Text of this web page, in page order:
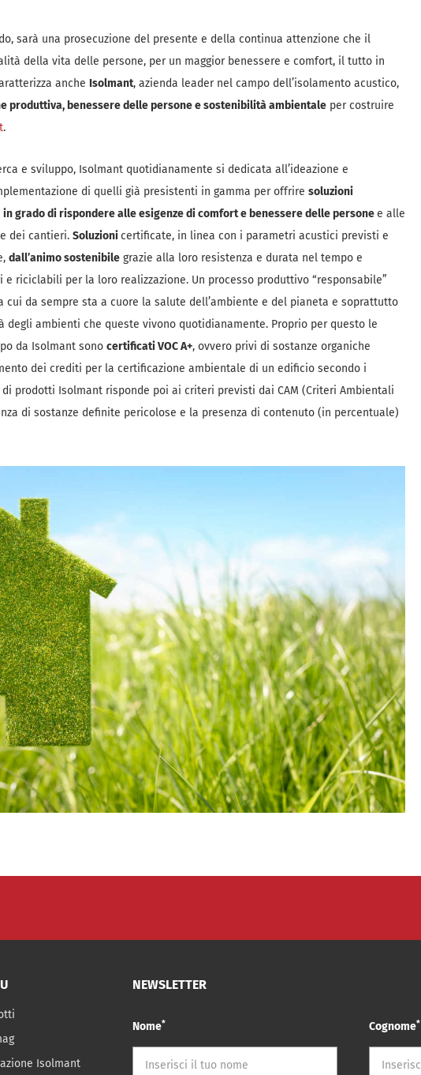
sarà una prosecuzione del presente e della continua attenzione che il
della vita delle persone, per un maggior benessere e comfort, il tutto in
anche Isolmant, azienda leader nel campo dell’isolamento acustico,
produttiva, benessere delle persone e sostenibilità ambientale per costruire
.
e sviluppo, Isolmant quotidianamente si dedicata all’ideazione e
di quelli già presistenti in gamma per offriresoluzioni
in grado di rispondere alle esigenze di comfort e benessere delle personee alle
dei cantieri.Soluzionicertificate, in linea con i parametri acustici previsti e
dall’animo sostenibile grazie alla loro resistenza e durata nel tempo e
riciclabili per la loro realizzazione. Un processo produttivo “responsabile”
cui da sempre sta a cuore la salute dell’ambiente e del pianeta e soprattutto
ambienti che queste vivono quotidianamente. Proprio per questo le
da Isolmant sonocertificati VOC A+, ovvero privi di sostanze organiche
dei crediti per la certificazione ambientale di un edificio secondo i
di prodotti Isolmant risponde poi ai criteri previsti dai CAM (Criteri Ambientali
di sostanze definite pericolose e la presenza di contenuto (in percentuale)
Isolmant
NEWSLETTER
Nome* Cognome*